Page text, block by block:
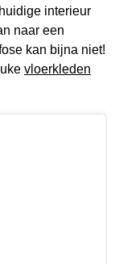
interieur
naar een
kan bijna niet!
vloerkleden